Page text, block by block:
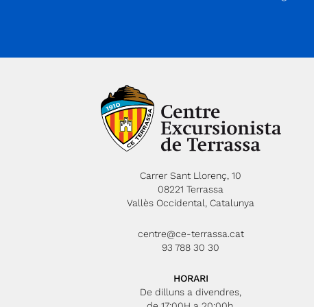
Collada Fonda - cim de Costabona - Collada
(4,360 km) (+ 108 m) (- 108 m)
Carrer Sant Llorenç, 10
08221 Terrassa
Vallès Occidental, Catalunya
centre@ce-terrassa.cat
93 788 30 30
HORARI
De dilluns a divendres,